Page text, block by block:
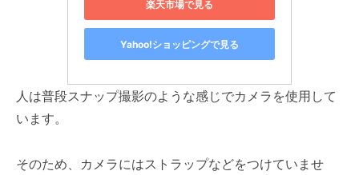
楽天市場で見る
Yahoo!ショッピングで見る
人は普段スナップ撮影のような感じでカメラを使用して
います。
そのため、カメラにはストラップなどをつけていませ